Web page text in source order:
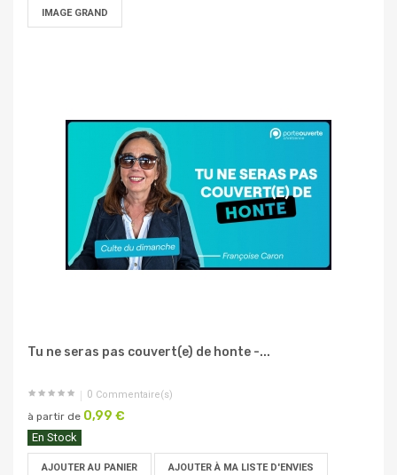
IMAGE GRAND
Tu ne seras pas couvert(e) de honte -...
0 Commentaire(s)
à partir de 0,99 €
En Stock
AJOUTER AU PANIER AJOUTER À MA LISTE D'ENVIES